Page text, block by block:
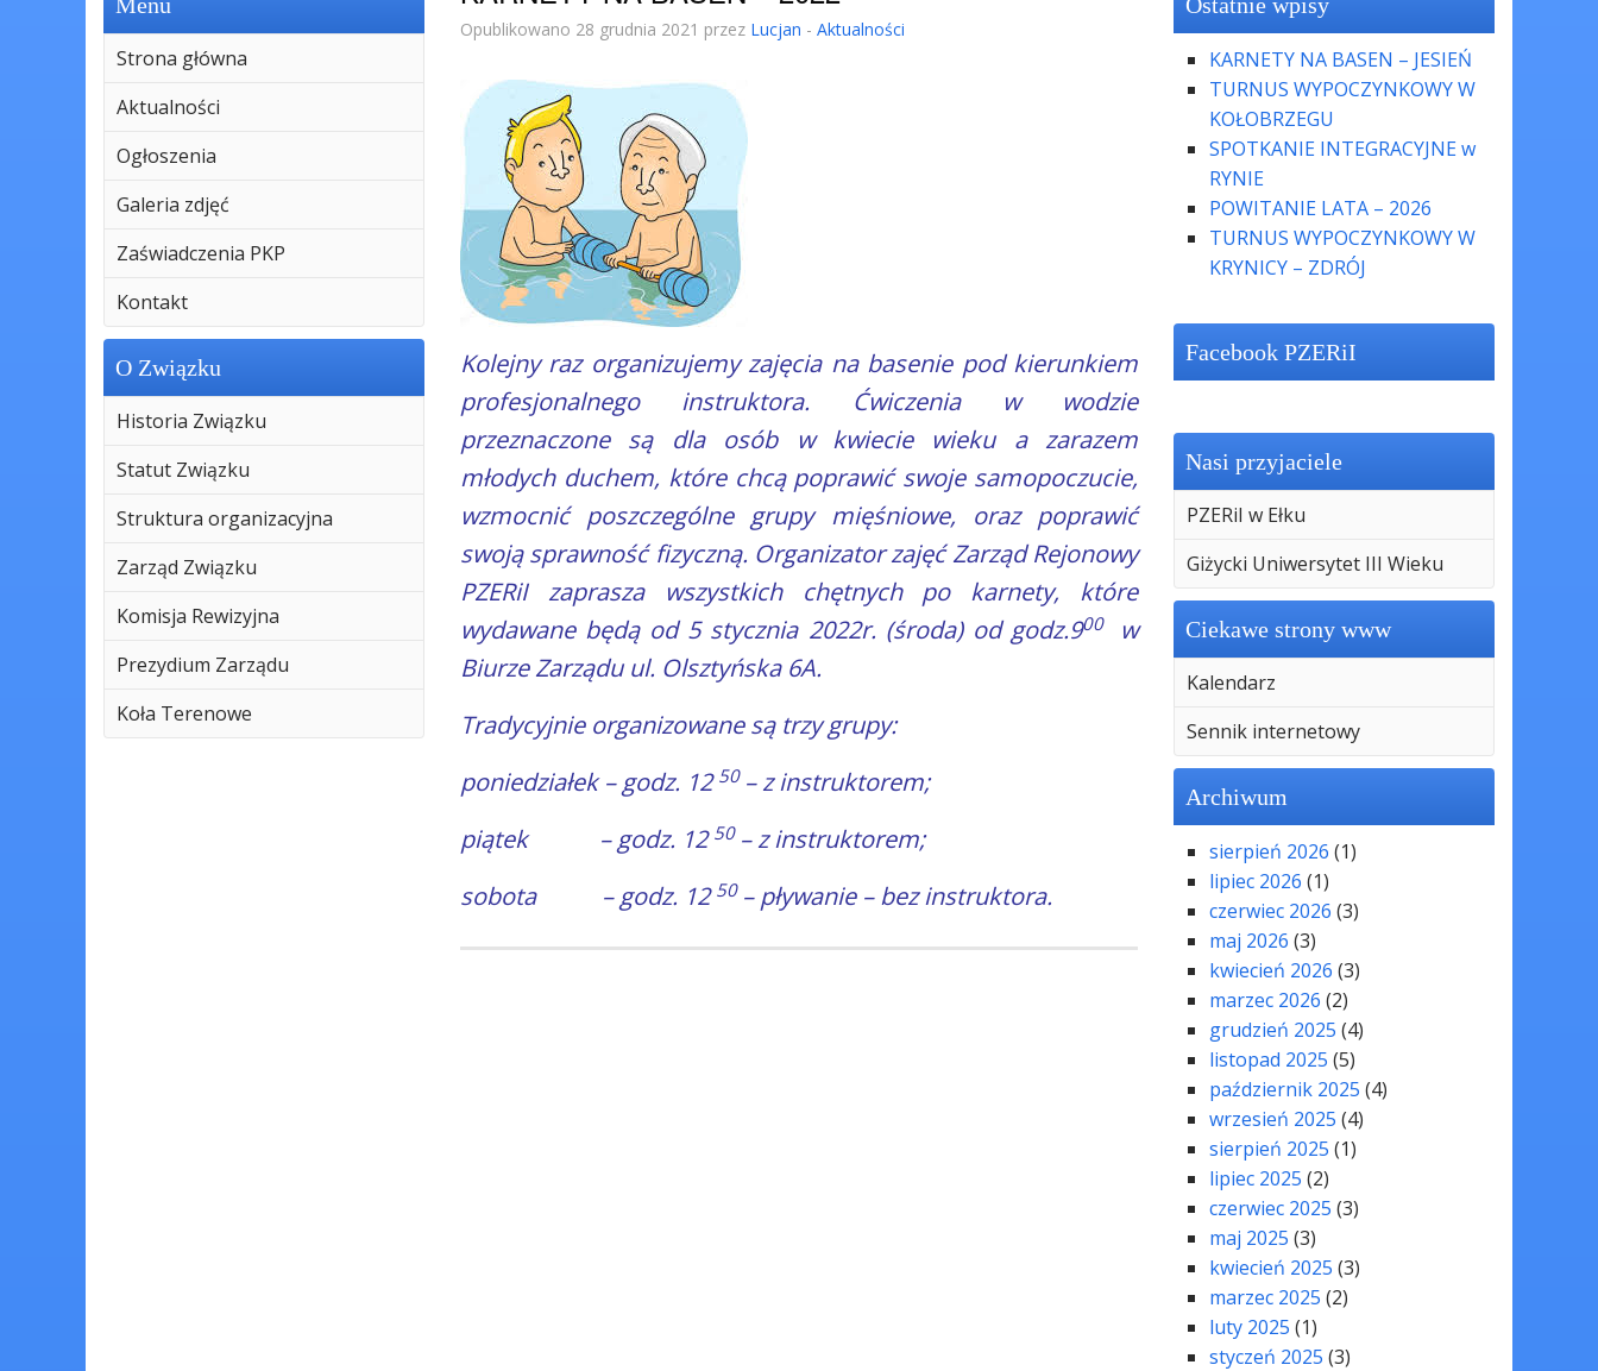
Strona główna
Aktualności
Ogłoszenia
Galeria zdjęć
Zaświadczenia PKP
Kontakt
O Związku
Historia Związku
Statut Związku
Struktura organizacyjna
Zarząd Związku
Komisja Rewizyjna
Prezydium Zarządu
Koła Terenowe
Opublikowano 28 grudnia 2021 przez Lucjan - Aktualności
Kolejny raz organizujemy zajęcia na basenie pod kierunkiem
profesjonalnego instruktora. Ćwiczenia w wodzie
przeznaczone są dla osób w kwiecie wieku a zarazem
młodych duchem, które chcą poprawić swoje samopoczucie,
wzmocnić poszczególne grupy mięśniowe, oraz poprawić
swoją sprawność fizyczną. Organizator zajęć Zarząd Rejonowy
PZERiI zaprasza wszystkich chętnych po karnety, które
wydawane będą od 5 stycznia 2022r. (środa) od godz.900
w
Biurze Zarządu ul. Olsztyńska 6A.
Tradycyjnie organizowane są trzy grupy:
poniedziałek – godz. 12 50 – z instruktorem;
piątek – godz. 12 50 – z instruktorem;
sobota – godz. 12 50 – pływanie – bez instruktora.
KARNETY NA BASEN – JESIEŃ
TURNUS WYPOCZYNKOWY W
KOŁOBRZEGU
SPOTKANIE INTEGRACYJNE w
RYNIE
POWITANIE LATA – 2026
TURNUS WYPOCZYNKOWY W
KRYNICY – ZDRÓJ
Facebook PZERiI
Nasi przyjaciele
PZERiI w Ełku
Giżycki Uniwersytet III Wieku
Ciekawe strony www
Kalendarz
Sennik internetowy
Archiwum
sierpień 2026 (1)
lipiec 2026 (1)
czerwiec 2026 (3)
maj 2026 (3)
kwiecień 2026 (3)
marzec 2026 (2)
grudzień 2025 (4)
listopad 2025 (5)
październik 2025 (4)
wrzesień 2025 (4)
sierpień 2025 (1)
lipiec 2025 (2)
czerwiec 2025 (3)
maj 2025 (3)
kwiecień 2025 (3)
marzec 2025 (2)
luty 2025 (1)
styczeń 2025 (3)